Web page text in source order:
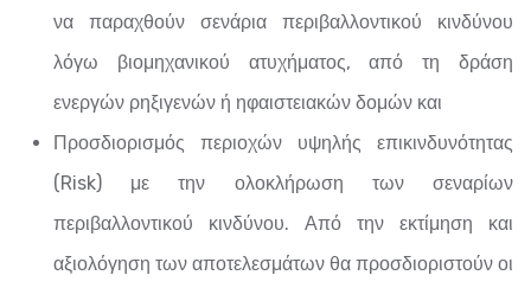
να παραχθούν σενάρια περιβαλλοντικού κινδύνου
λόγω βιομηχανικού ατυχήματος, από τη δράση
ενεργών ρηξιγενών ή ηφαιστειακών δομών και
Προσδιορισμός περιοχών υψηλής επικινδυνότητας
(Risk) με την ολοκλήρωση των σεναρίων
περιβαλλοντικού κινδύνου. Από την εκτίμηση και
αξιολόγηση των αποτελεσμάτων θα προσδιοριστούν οι